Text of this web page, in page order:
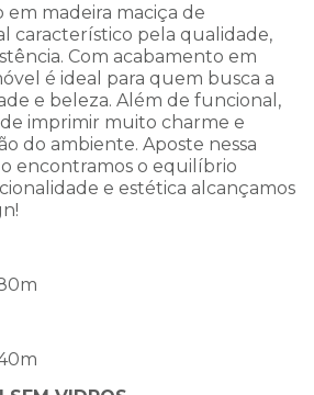
madeira maciça de
característico pela qualidade,
Com acabamento em
é ideal para quem busca a
e beleza. Além de funcional,
imprimir muito charme e
do ambiente. Aposte nessa
encontramos o equilíbrio
e estética alcançamos